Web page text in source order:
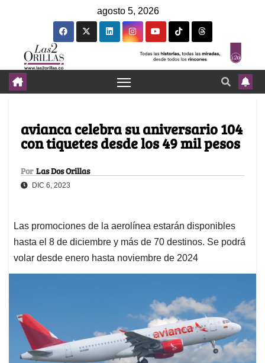
agosto 5, 2026
avianca celebra su aniversario 104
con tiquetes desde los 49 mil pesos
Por Las Dos Orillas
DIC 6, 2023
Las promociones de la aerolínea estarán disponibles
hasta el 8 de diciembre y más de 70 destinos. Se podrá
volar desde enero hasta noviembre de 2024